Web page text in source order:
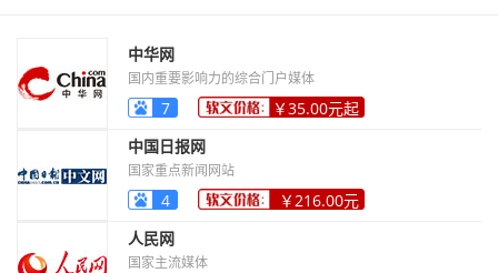
中华网
国内重要影响力的综合门户媒体
7
￥35.00元起
中国日报网
国家重点新闻网站
4
￥216.00元
人民网
国家主流媒体